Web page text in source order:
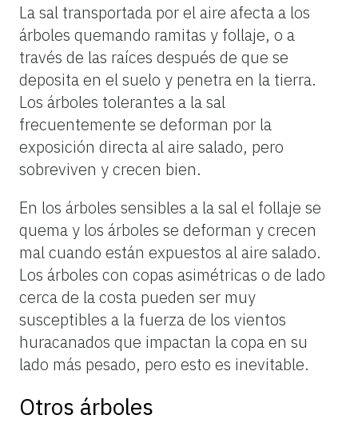
La sal transportada por el aire afecta a los
árboles quemando ramitas y follaje, o a
través de las raíces después de que se
deposita en el suelo y penetra en la tierra.
Los árboles tolerantes a la sal
frecuentemente se deforman por la
exposición directa al aire salado, pero
sobreviven y crecen bien.
En los árboles sensibles a la sal el follaje se
quema y los árboles se deforman y crecen
mal cuando están expuestos al aire salado.
Los árboles con copas asimétricas o de lado
cerca de la costa pueden ser muy
susceptibles a la fuerza de los vientos
huracanados que impactan la copa en su
lado más pesado, pero esto es inevitable.
Otros árboles